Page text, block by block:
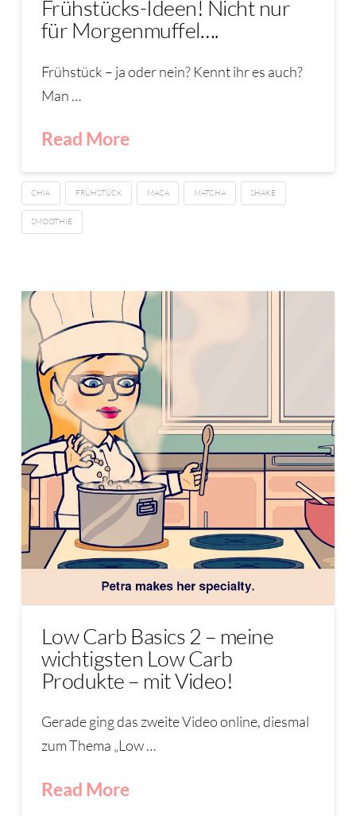
Frühstücks-Ideen! Nicht nur
für Morgenmuffel….
Frühstück – ja oder nein? Kennt ihr es auch?
Man …
Read More
CHIA FRÜHSTÜCK MACA MATCHA SHAKE
SMOOTHIE
Low Carb Basics 2 – meine
wichtigsten Low Carb
Produkte – mit Video!
Gerade ging das zweite Video online, diesmal
zum Thema „Low …
Read More